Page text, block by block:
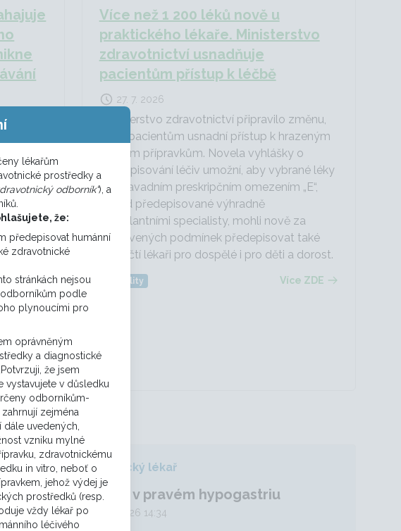
bude
a
a
ZDE
Více než 1 200 léků nově u
praktického lékaře. Ministerstvo
zdravotnictví usnadňuje
pacientům přístup k léčbě
27. 7. 2026
Ministerstvo zdravotnictví připravilo změnu,
která pacientům usnadní přístup k hrazeným
léčivým přípravkům. Novela vyhlášky o
předepisování léčiv umožní, aby vybrané léky
s dosavadním preskripčním omezením „E“,
dosud předepisované výhradně
ambulantními specialisty, mohli nově za
stanovených podmínek předepisovat také
praktičtí lékaři pro dospělé i pro děti a dorost.
Aktuality Více ZDE
Praktický lékař
Cysty v pravém hypogastriu
16. 1. 2026 14:34
lékařům
prostředky a
odborník“), a
že:
předepisovat humánní
zdravotnické
stránkách nejsou
podle
plynoucími pro
oprávněným
a diagnostické
že jsem
vystavujete v důsledku
odborníkům-
zejména
uvedených,
vzniku mylné
zdravotnickému
in vitro, neboť o
jehož výdej je
prostředků (resp.
vždy lékař po
léčivého